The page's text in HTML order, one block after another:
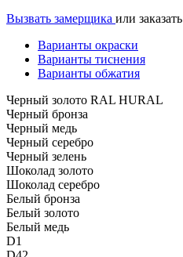
Вызвать замерщика или заказать
Варианты окраски
Варианты тиснения
Варианты обжатия
Черный золото RAL HURAL
Черный бронза
Черный медь
Черный серебро
Черный зелень
Шоколад золото
Шоколад серебро
Белый бронза
Белый золото
Белый медь
D1